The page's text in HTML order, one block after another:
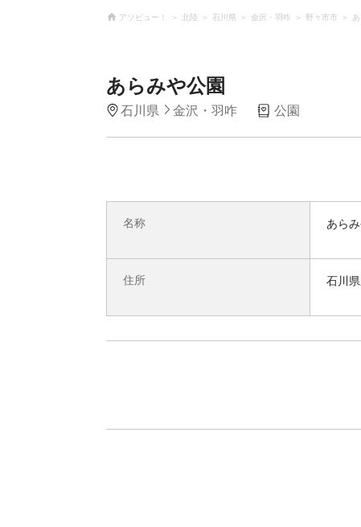
アソビュー！ 北陸 石川県 金沢・羽咋 野々市市
あらみや公園
石川県 金沢・羽咋 公園
名称 あら
住所 石川